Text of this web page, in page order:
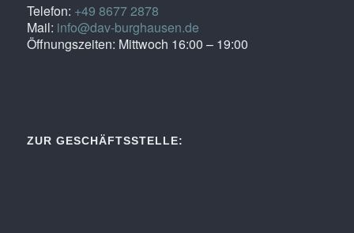
Telefon: +49 8677 2878
Mail: info@dav-burghausen.de
Öffnungszeiten: Mittwoch 16:00 – 19:00
ZUR GESCHÄFTSSTELLE: